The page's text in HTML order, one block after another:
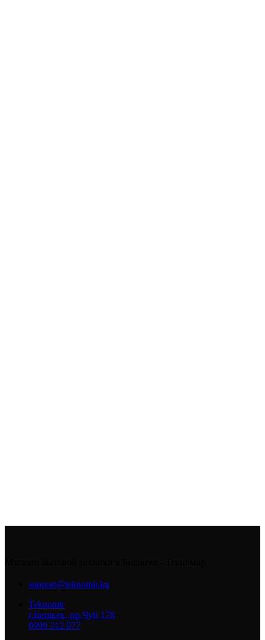
support@teknomir.kg
Teknomir
г.Бишкек, пр.Чуй 178
0999 312 077